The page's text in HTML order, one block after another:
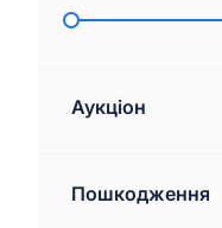
Аукціон
Пошкодження